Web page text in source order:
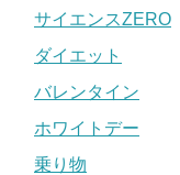
サイエンスZERO
ダイエット
バレンタイン
ホワイトデー
乗り物